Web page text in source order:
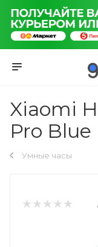
Xiaomi
Pro Blue
Умные часы